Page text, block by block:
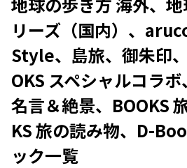
リーズ（国内）、
Style、島旅、御朱印
OKS スペシャルコラ
名言＆絶景、BOOKS
KS 旅の読み物、D-
ック一覧